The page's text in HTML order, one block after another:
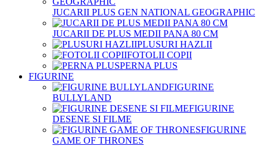
JUCARII PLUS GEN NATIONAL GEOGRAPHIC
JUCARII DE PLUS MEDII PANA 80 CM
PLUSURI HAZLII
FOTOLII COPII
PERNA PLUS
FIGURINE
FIGURINE
BULLYLAND
FIGURINE
DESENE SI FILME
FIGURINE
GAME OF THRONES